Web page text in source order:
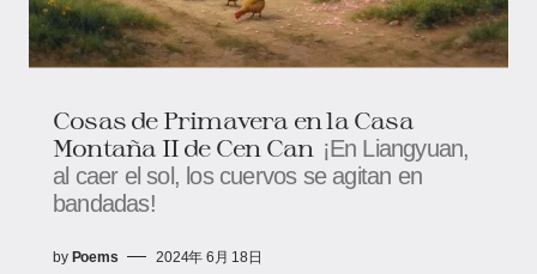
Cosas de Primavera en la Casa
Montaña II de Cen Can ¡En Liangyuan,
al caer el sol, los cuervos se agitan en
bandadas!
by Poems 2024年 6月 18日